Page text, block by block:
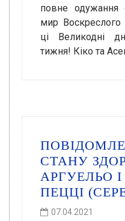
повне одужання
мир
ці Великодні
тижня! Кіко та
СТАНУ
АРГУЕЛЬО
ПЕЦЦІ
07.04.2021